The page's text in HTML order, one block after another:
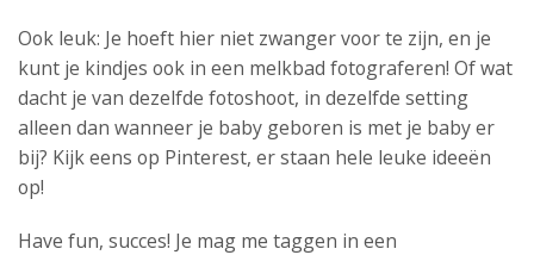
Ook leuk: Je hoeft hier niet zwanger voor te zijn, en je
kunt je kindjes ook in een melkbad fotograferen! Of wat
dacht je van dezelfde fotoshoot, in dezelfde setting
alleen dan wanneer je baby geboren is met je baby er
bij? Kijk eens op Pinterest, er staan hele leuke ideeën
op!
Have fun, succes! Je mag me taggen in een